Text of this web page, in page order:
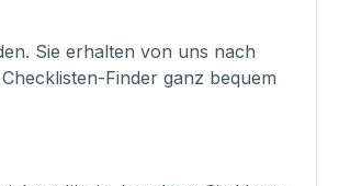
Sie erhalten von uns nach
Finder ganz bequem